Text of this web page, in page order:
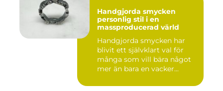
Handgjorda smycken
personlig stil i en
massproducerad värld
Handgjorda smycken har
blivit ett självklart val för
många som vill bära något
mer än bara en vacker...